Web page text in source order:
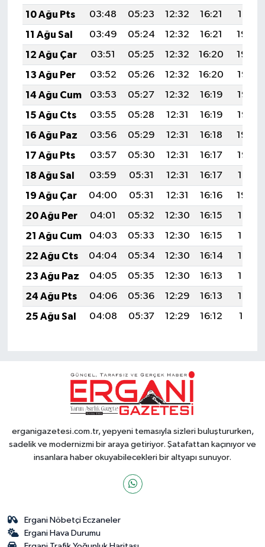
10 Ağu Pts
03:48 05:23 12:32 16:21
19:31
11 Ağu Sal
03:49 05:24 12:32 16:21
19:30
12 Ağu Çar
03:51 05:25 12:32 16:20
19:29
13 Ağu Per
03:52 05:26 12:32 16:20
19:28
14 Ağu Cum
03:53 05:27 12:32 16:19
19:26
15 Ağu Cts
03:55 05:28 12:31 16:19
19:25
16 Ağu Paz
03:56 05:29 12:31 16:18
19:24
17 Ağu Pts
03:57 05:30 12:31 16:17
19:22
18 Ağu Sal
03:59 05:31 12:31 16:17
19:21
19 Ağu Çar
04:00 05:31 12:31 16:16
19:20
20 Ağu Per
04:01 05:32 12:30 16:15
19:18
21 Ağu Cum
04:03 05:33 12:30 16:15
19:17
22 Ağu Cts
04:04 05:34 12:30 16:14
19:16
23 Ağu Paz
04:05 05:35 12:30 16:13
19:14
24 Ağu Pts
04:06 05:36 12:29 16:13
19:13
25 Ağu Sal
04:08 05:37 12:29 16:12 19:11
erganigazetesi.com.tr, yepyeni temasıyla sizleri buluştururken,
sadelik ve modernizmi bir araya getiriyor. Şatafattan kaçınıyor ve
insanlara haber okuyabilecekleri bir altyapı sunuyor.
Ergani Nöbetçi Eczaneler
Ergani Hava Durumu